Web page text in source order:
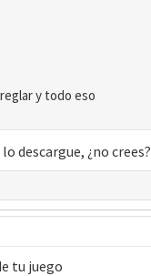
y todo eso
descargue, ¿no crees?
tu juego